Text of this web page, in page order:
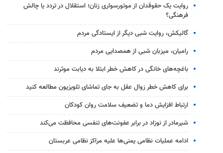
روایت یک حقوقدان از موتورسواری زنان؛ استقلال در تردد یا چالش
فرهنگی؟
گالیکش، روایت شبی دیگر از ایستادگی مردم
رامیان، میزبان شبی از همصدایی مردم
باغچه‌های خانگی در کاهش خطر ابتلا به دیابت موثرند
برای کاهش خطر زوال عقل به جای تماشای تلویزیون مطالعه کنید
ارتباط افزایش دما و تضعیف سلامت روان کودکان
شیرمادر از نوزاد در برابر عفونت‌های تنفسی محافظت می‌کند
ادامه عملیات نظامی یمنی‌ها علیه مراکز نظامی عربستان